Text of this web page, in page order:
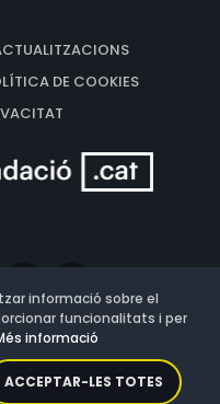
DE COOKIES
informació sobre el
funcionalitats i per
informació
ACCEPTAR-LES TOTES